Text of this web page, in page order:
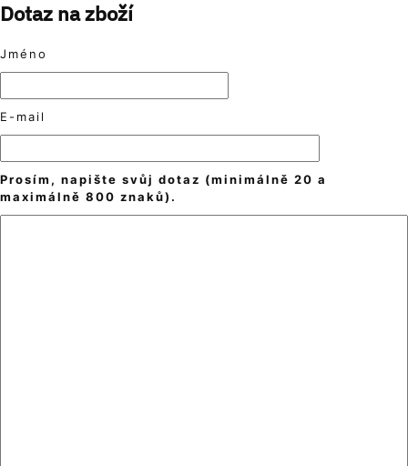
Dotaz na zboží
Jméno
E-mail
Prosím, napište svůj dotaz (minimálně 20 a
maximálně 800 znaků).